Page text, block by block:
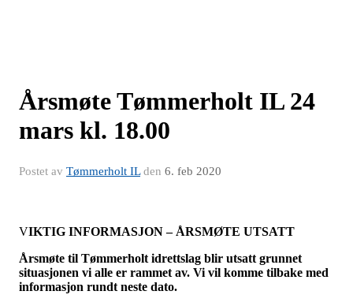
Årsmøte Tømmerholt IL 24
mars kl. 18.00
Postet av Tømmerholt ILden 6. feb 2020
VIKTIG INFORMASJON – ÅRSMØTE UTSATT
Årsmøte til Tømmerholt idrettslag blir utsatt grunnet
situasjonen vi alle er rammet av. Vi vil komme tilbake med
informasjon rundt neste dato.